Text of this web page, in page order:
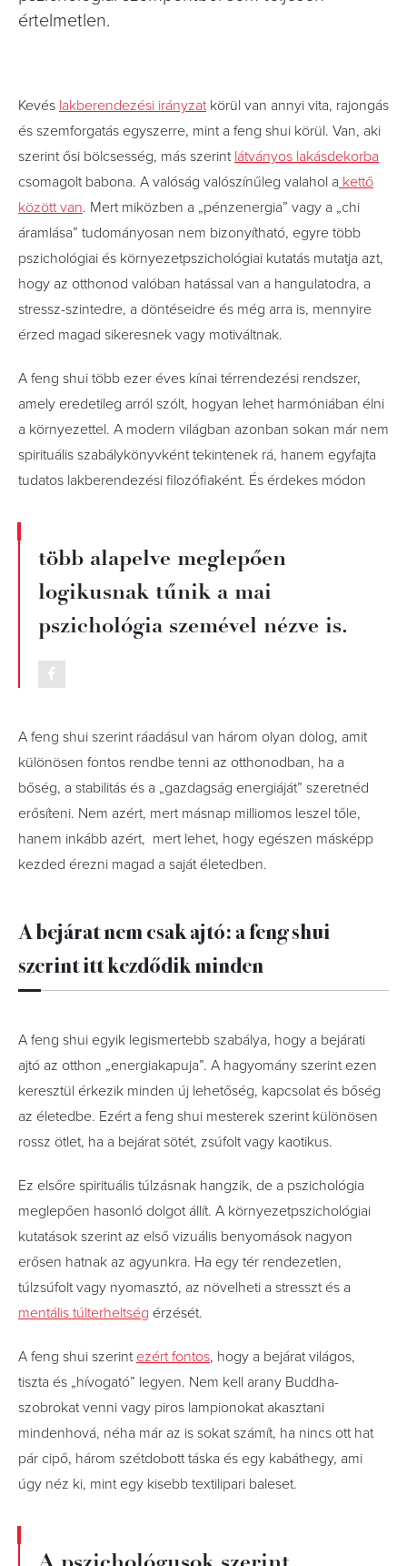
értelmetlen.
Kevés lakberendezési irányzatkörül van annyi vita, rajongás
és szemforgatás egyszerre, mint a feng shui körül. Van, aki
szerint ősi bölcsesség, más szerint látványos lakásdekorba
csomagolt babona. A valóság valószínűleg valahol a kettő
között van. Mert miközben a „pénzenergia” vagy a „chi
áramlása” tudományosan nem bizonyítható, egyre több
pszichológiai és környezetpszichológiai kutatás mutatja azt,
hogy az otthonod valóban hatással van a hangulatodra, a
stressz-szintedre, a döntéseidre és még arra is, mennyire
érzed magad sikeresnek vagy motiváltnak.
A feng shui több ezer éves kínai térrendezési rendszer,
amely eredetileg arról szólt, hogyan lehet harmóniában élni
a környezettel. A modern világban azonban sokan már nem
spirituális szabálykönyvként tekintenek rá, hanem egyfajta
tudatos lakberendezési filozófiaként. És érdekes módon
több alapelve meglepően
logikusnak tűnik a mai
pszichológia szemével nézve is.
A feng shui szerint ráadásul van három olyan dolog, amit
különösen fontos rendbe tenni az otthonodban, ha a
bőség, a stabilitás és a „gazdagság energiáját” szeretnéd
erősíteni. Nem azért, mert másnap milliomos leszel tőle,
hanem inkább azért, mert lehet, hogy egészen másképp
kezded érezni magad a saját életedben.
A bejárat nem csak ajtó: a feng shui
szerint itt kezdődik minden
A feng shui egyik legismertebb szabálya, hogy a bejárati
ajtó az otthon „energiakapuja”. A hagyomány szerint ezen
keresztül érkezik minden új lehetőség, kapcsolat és bőség
az életedbe. Ezért a feng shui mesterek szerint különösen
rossz ötlet, ha a bejárat sötét, zsúfolt vagy kaotikus.
Ez elsőre spirituális túlzásnak hangzik, de a pszichológia
meglepően hasonló dolgot állít. A környezetpszichológiai
kutatások szerint az első vizuális benyomások nagyon
erősen hatnak az agyunkra. Ha egy tér rendezetlen,
túlzsúfolt vagy nyomasztó, az növelheti a stresszt és a
mentális túlterheltség érzését.
A feng shui szerint ezért fontos, hogy a bejárat világos,
tiszta és „hívogató” legyen. Nem kell arany Buddha-
szobrokat venni vagy piros lampionokat akasztani
mindenhová, néha már az is sokat számít, ha nincs ott hat
pár cipő, három szétdobott táska és egy kabáthegy, ami
úgy néz ki, mint egy kisebb textilipari baleset.